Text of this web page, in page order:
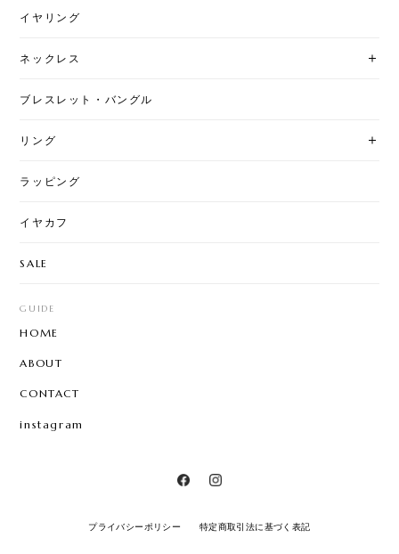
イヤリング
ネックレス
ブレスレット・バングル
リング
ラッピング
イヤカフ
SALE
GUIDE
HOME
ABOUT
CONTACT
instagram
プライバシーポリシー 特定商取引法に基づく表記